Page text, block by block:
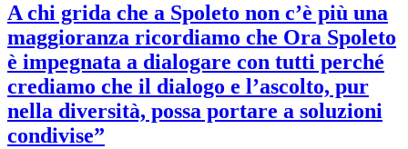
A chi grida che a Spoleto non c’è più una
maggioranza ricordiamo che Ora Spoleto
è impegnata a dialogare con tutti perché
crediamo che il dialogo e l’ascolto, pur
nella diversità, possa portare a soluzioni
condivise”